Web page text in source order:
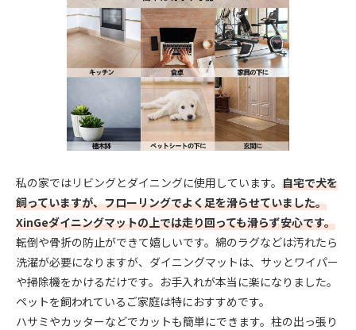
私の家ではリビングとダイニングに使用しています。 自宅で犬を
飼っていますが、フローリングでよく足を滑らせていました。
XinGeダイニングマットの上では走り回っても滑らず安心です。
転倒や骨折の防止ができて嬉しいです。綿のラグなどは汚れたら
洗濯が必要になりますが、ダイニングマットは、サッとワイパー
や掃除機をかけるだけです。お手入れが本当に楽になりました。
ペットを飼われているご家庭は特におすすめです。
ハサミやカッターなどでカットも簡単にできます。柱の出っ張り